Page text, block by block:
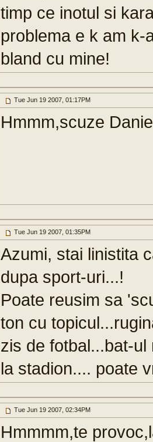
timp ce inotul si
problema e k am k-
bland cu mine!
Tue Jun 19 2007, 01:17PM
Hmmm,scuze
Tue Jun 19 2007, 01:35PM
Azumi, stai linistita
dupa sport-uri...!
Poate reusim sa
ton cu
zis de fotbal...bat-
la stadion.... poate
Tue Jun 19 2007, 02:34PM
Hmmmm,te